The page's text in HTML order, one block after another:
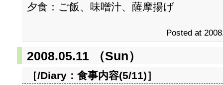
夕食：ご飯、味噌汁、薩摩揚げ
Posted at
2008.05.11 （Sun）
［/Diary： 食事内容(5/11)］